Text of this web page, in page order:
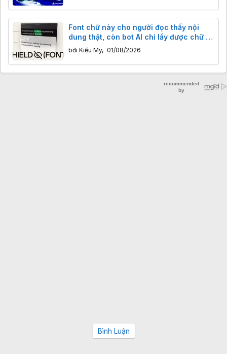
Font chữ này cho người đọc thấy nội
dung thật, còn bot AI chỉ lấy được chữ vớ
vẩn vô nghĩa
bởi Kiều My, 01/08/2026
Bình Luận